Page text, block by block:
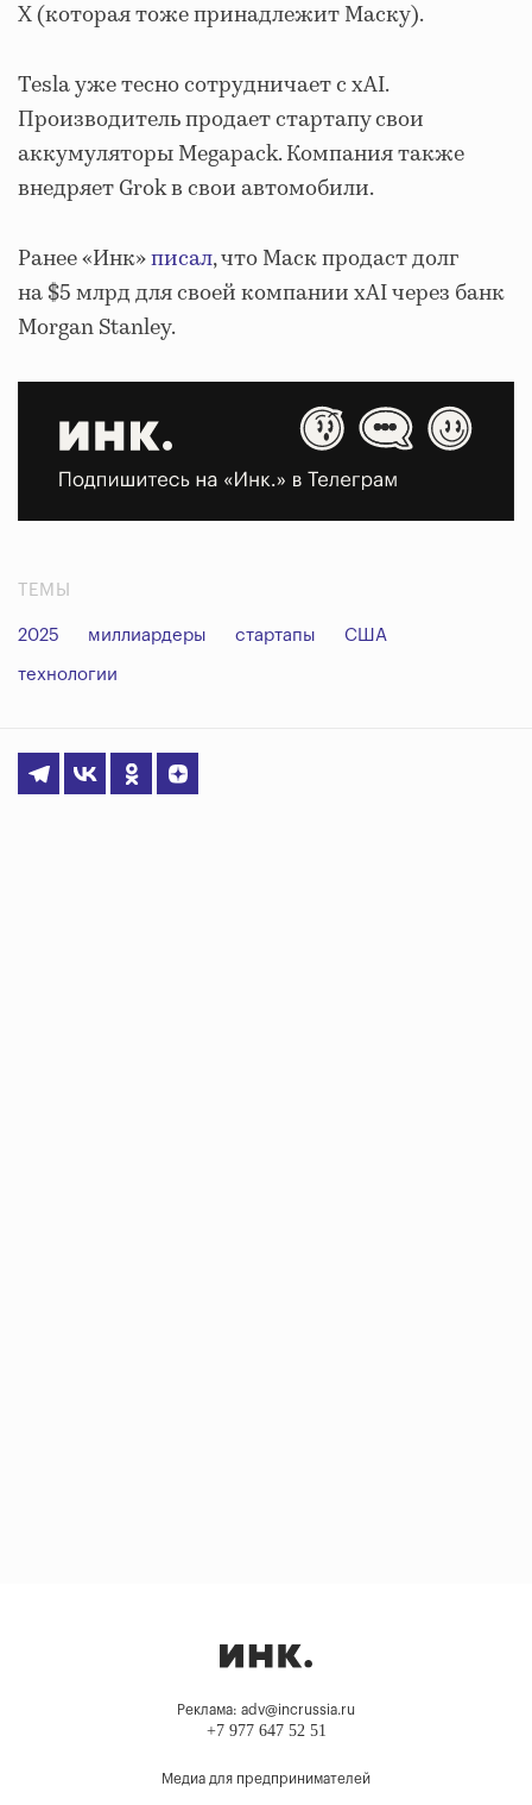
X (которая тоже принадлежит Маску).
Tesla уже тесно сотрудничает с xAI.
Производитель продает стартапу свои
аккумуляторы Megapack. Компания также
внедряет Grok в свои автомобили.
Ранее «Инк»писал, что Маск продаст долг
на $5 млрд для своей компании xAI через банк
Morgan Stanley.
ТЕМЫ
2025 миллиардеры стартапы США
технологии
Реклама: adv@incrussia.ru
+7 977 647 52 51
Медиа для предпринимателей